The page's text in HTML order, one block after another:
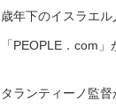
歳年下のイスラエ
「PEOPLE．com」
タランティーノ監